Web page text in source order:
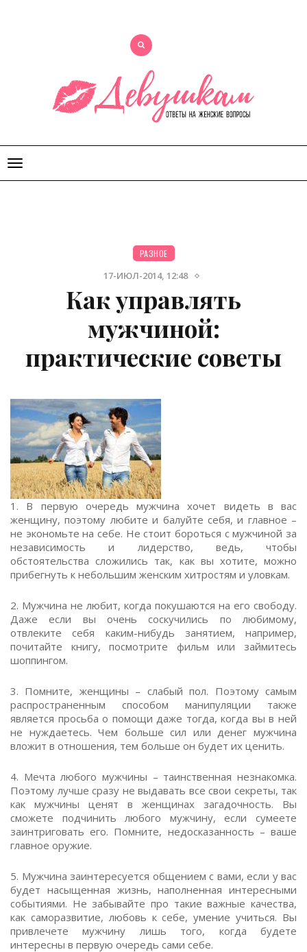
Открыть
меню
РАЗНОЕ
17-ИЮЛ-2014, 12:48
Как управлять
мужчиной:
практические советы
1. В первую очередь мужчина хочет видеть в вас
женщину, поэтому любите и балуйте себя, и главное –
не экономьте на себе. Не стоит бороться с мужчиной за
независимость и лидерство, ведь, чтобы
обстоятельства сложились так, как вы хотите, можно
прибегнуть к небольшим женским хитростям и уловкам.
2. Мужчина не любит, когда покушаются на его свободу.
Даже если вы очень соскучились по любимому,
отвлеките себя каким-нибудь занятием, например,
почитайте книгу, посмотрите фильм или займитесь
шоппингом.
3. Помните, женщины – слабый пол. Поэтому самым
распространенным способом манипуляции также
является просьба о помощи даже тогда, когда вы в ней
не нуждаетесь. Чем больше сил или денег мужчина
вложит в отношения, тем больше он будет их ценить.
4. Мечта любого мужчины – таинственная незнакомка.
Поэтому лучше сразу не выдавать все свои секреты, так
как мужчины ценят в женщинах загадочность. Вы
сможете подчинить любого мужчину, если сумеете
заинтриговать его. Помните, недосказанность – ваше
главное оружие.
5. Мужчина заинтересуется общением с вами, если у вас
будет насыщенная жизнь, наполненная интересными
событиями. Не забывайте про такие важные качества,
как саморазвитие, любовь к себе, умение учиться. Вы
привлечете мужчину лишь того, когда будете
интересны в первую очередь сами себе.